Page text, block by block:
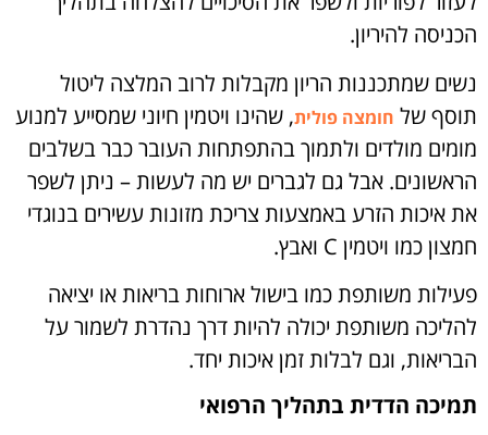
הכניסה להיריון.
נשים שמתכננות הריון מקבלות לרוב המלצה ליטול
תוסף של חומצה פולית, שהינו ויטמין חיוני שמסייע למנוע
מומים מולדים ולתמוך בהתפתחות העובר כבר בשלבים
הראשונים. אבל גם לגברים יש מה לעשות – ניתן לשפר
את איכות הזרע באמצעות צריכת מזונות עשירים בנוגדי
חמצון כמו ויטמין C ואבץ.
פעילות משותפת כמו בישול ארוחות בריאות או יציאה
להליכה משותפת יכולה להיות דרך נהדרת לשמור על
הבריאות, וגם לבלות זמן איכות יחד.
תמיכה הדדית בתהליך הרפואי